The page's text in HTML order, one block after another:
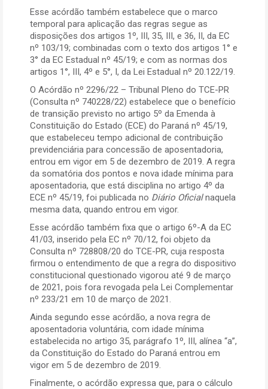
Esse acórdão também estabelece que o marco
temporal para aplicação das regras segue as
disposições dos artigos 1º, III, 35, III, e 36, II, da EC
nº 103/19; combinadas com o texto dos artigos 1° e
3° da EC Estadual nº 45/19; e com as normas dos
artigos 1°, III, 4º e 5°, I, da Lei Estadual nº 20.122/19.
O Acórdão nº 2296/22 – Tribunal Pleno do TCE-PR
(Consulta nº 740228/22) estabelece que o benefício
de transição previsto no artigo 5º da Emenda à
Constituição do Estado (ECE) do Paraná nº 45/19,
que estabeleceu tempo adicional de contribuição
previdenciária para concessão de aposentadoria,
entrou em vigor em 5 de dezembro de 2019. A regra
da somatória dos pontos e nova idade mínima para
aposentadoria, que está disciplina no artigo 4º da
ECE nº 45/19, foi publicada no Diário Oficialnaquela
mesma data, quando entrou em vigor.
Esse acórdão também fixa que o artigo 6º-A da EC
41/03, inserido pela EC nº 70/12, foi objeto da
Consulta nº 728808/20 do TCE-PR, cuja resposta
firmou o entendimento de que a regra do dispositivo
constitucional questionado vigorou até 9 de março
de 2021, pois fora revogada pela Lei Complementar
nº 233/21 em 10 de março de 2021.
Ainda segundo esse acórdão, a nova regra de
aposentadoria voluntária, com idade mínima
estabelecida no artigo 35, parágrafo 1º, III, alínea “a”,
da Constituição do Estado do Paraná entrou em
vigor em 5 de dezembro de 2019.
Finalmente, o acórdão expressa que, para o cálculo